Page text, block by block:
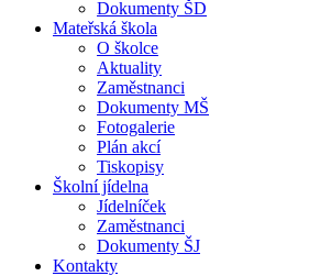
Dokumenty ŠD
Mateřská škola
O školce
Aktuality
Zaměstnanci
Dokumenty MŠ
Fotogalerie
Plán akcí
Tiskopisy
Školní jídelna
Jídelníček
Zaměstnanci
Dokumenty ŠJ
Kontakty